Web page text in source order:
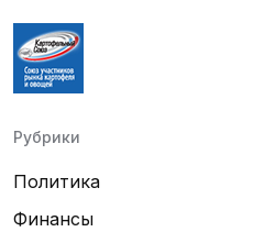
Рубрики
Политика
Финансы